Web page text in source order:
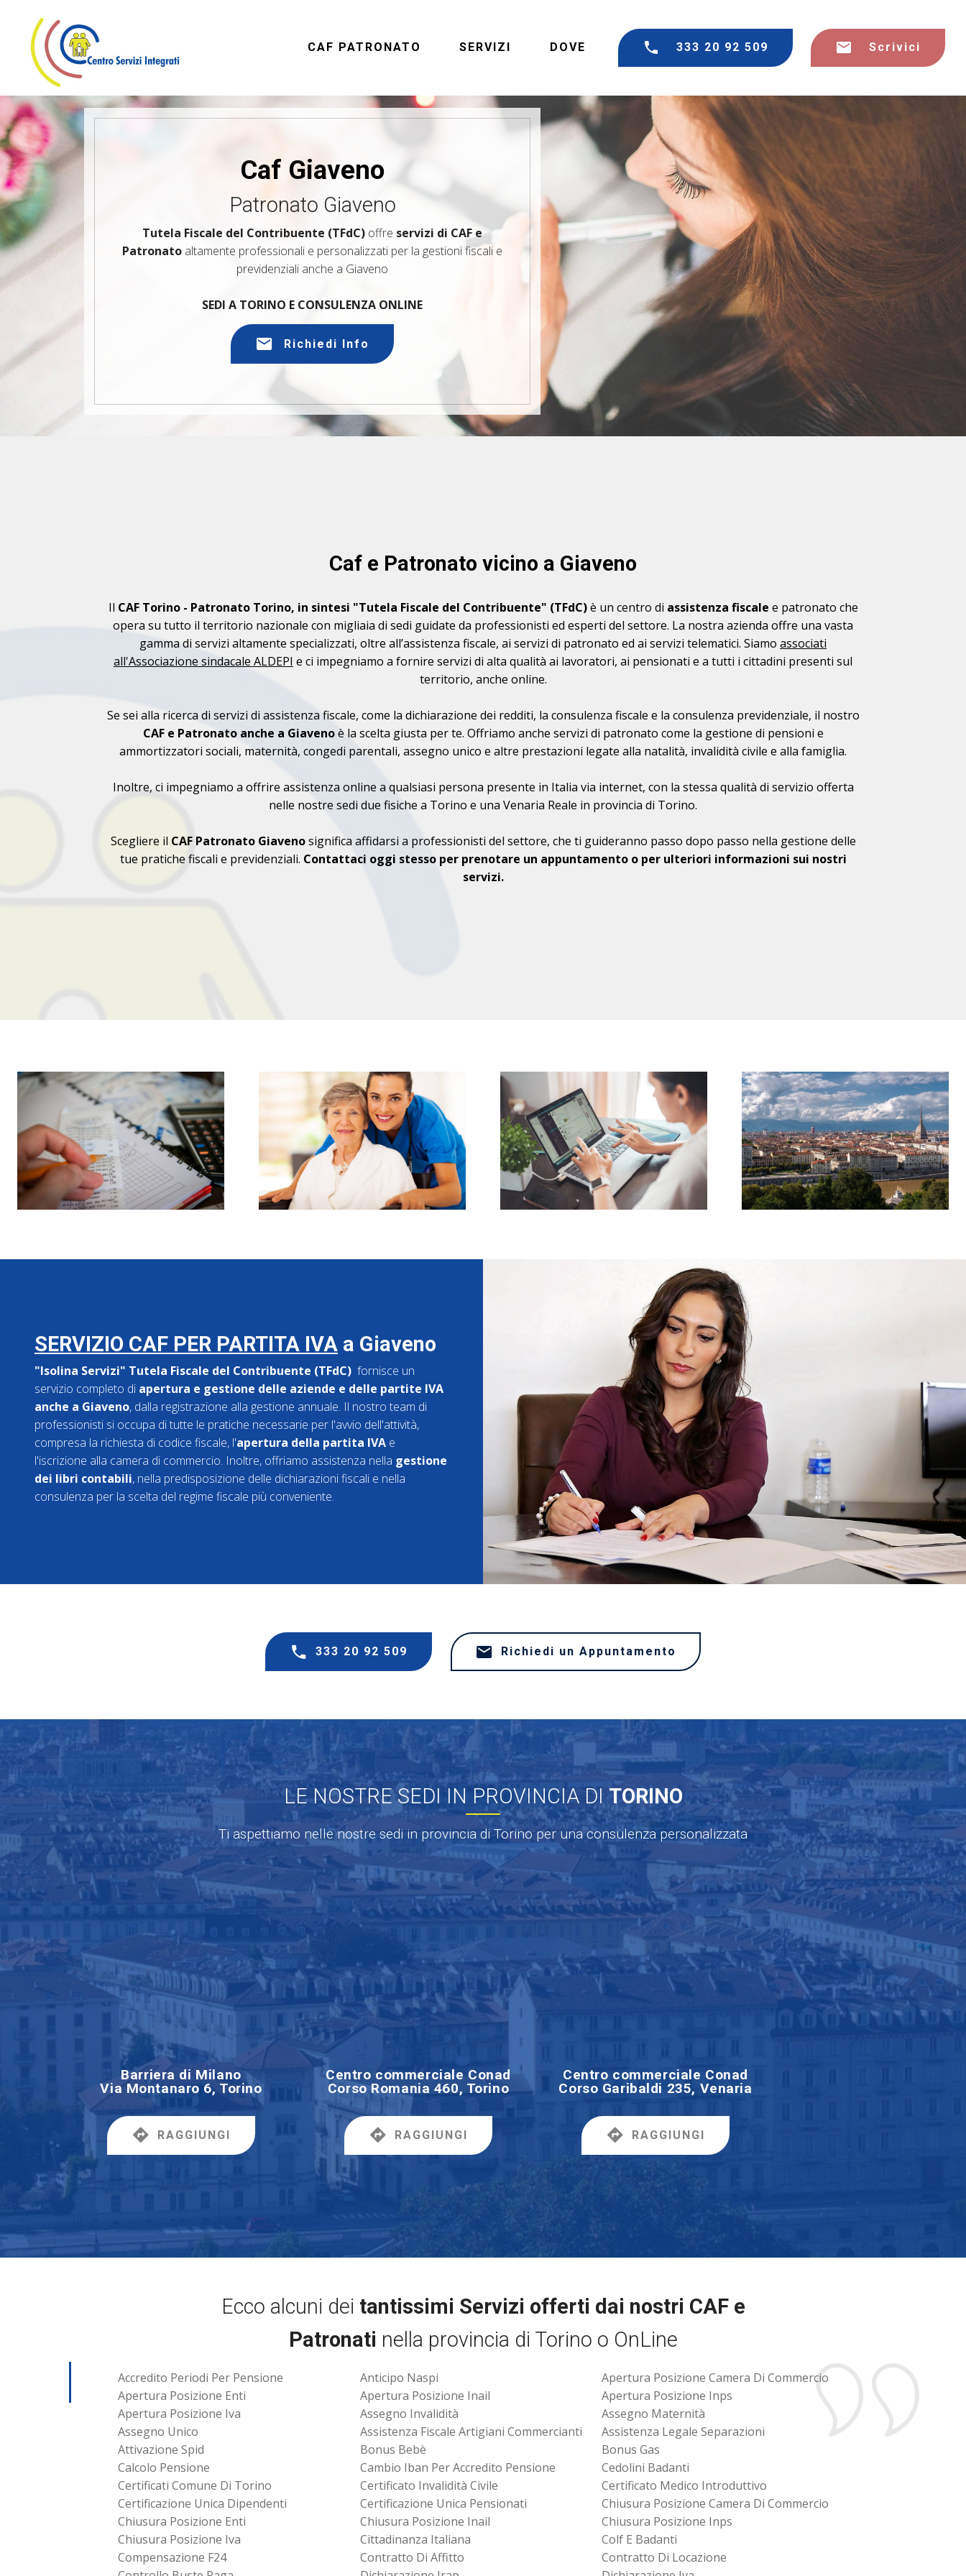
CAF PATRONATO SERVIZI DOVE 333 20 92 509 Scrivici
Caf Giaveno
Patronato Giaveno
Tutela Fiscale del Contribuente (TFdC) offre servizi di CAF e
Patronato altamente professionali e personalizzati per la gestioni fiscali e
previdenziali anche a Giaveno
SEDI A TORINO E CONSULENZA ONLINE
Richiedi Info
Caf e Patronato vicino a Giaveno
Il CAF Torino - Patronato Torino, in sintesi "Tutela Fiscale del Contribuente" (TFdC)è un centro di assistenza fiscale e patronato che
opera su tutto il territorio nazionale con migliaia di sedi guidate da professionisti ed esperti del settore. La nostra azienda offre una vasta
gamma di servizi altamente specializzati, oltre all’assistenza fiscale, ai servizi di patronato ed ai servizi telematici. Siamo associati
all'Associazione sindacale ALDEPI e ci impegniamo a fornire servizi di alta qualità ai lavoratori, ai pensionati e a tutti i cittadini presenti sul
territorio, anche online.
Se sei alla ricerca di servizi di assistenza fiscale, come la dichiarazione dei redditi, la consulenza fiscale e la consulenza previdenziale, il nostro
CAF e Patronato anche a Giavenoè la scelta giusta per te. Offriamo anche servizi di patronato come la gestione di pensioni e
ammortizzatori sociali, maternità, congedi parentali, assegno unico e altre prestazioni legate alla natalità, invalidità civile e alla famiglia.
Inoltre, ci impegniamo a offrire assistenza online a qualsiasi persona presente in Italia via internet, con la stessa qualità di servizio offerta
nelle nostre sedi due fisiche a Torino e una Venaria Reale in provincia di Torino.
Scegliere il CAF Patronato Giavenosignifica affidarsi a professionisti del settore, che ti guideranno passo dopo passo nella gestione delle
tue pratiche fiscali e previdenziali. Contattaci oggi stesso per prenotare un appuntamento o per ulteriori informazioni sui nostri
servizi.
SERVIZIO CAF PER PARTITA IVA a Giaveno
"Isolina Servizi" Tutela Fiscale del Contribuente (TFdC) fornisce un
servizio completo di apertura e gestione delle aziende e delle partite IVA
anche a Giaveno, dalla registrazione alla gestione annuale. Il nostro team di
professionisti si occupa di tutte le pratiche necessarie per l'avvio dell'attività,
compresa la richiesta di codice fiscale, l'apertura della partita IVA e
l'iscrizione alla camera di commercio. Inoltre, offriamo assistenza nella gestione
dei libri contabili, nella predisposizione delle dichiarazioni fiscali e nella
consulenza per la scelta del regime fiscale più conveniente.
333 20 92 509 Richiedi un Appuntamento
LE NOSTRE SEDI IN PROVINCIA DITORINO
Ti aspettiamo nelle nostre sedi in provincia di Torino per una consulenza personalizzata
Barriera di Milano
Via Montanaro 6, Torino
RAGGIUNGI
Centro commerciale Conad
Corso Romania 460, Torino
RAGGIUNGI
Centro commerciale Conad
Corso Garibaldi 235, Venaria
RAGGIUNGI
Ecco alcuni dei tantissimi Servizi offerti dai nostri CAF e
Patronati nella provincia di Torino o OnLine
Accredito Periodi Per Pensione Anticipo Naspi
Apertura Posizione Camera Di Commercio
Apertura Posizione Enti
Apertura Posizione Inail
Apertura Posizione Inps
Apertura Posizione Iva
Assegno Invalidità
Assegno Maternità
Assegno Unico
Assistenza Fiscale Artigiani Commercianti
Assistenza Legale Separazioni
Attivazione Spid
Bonus Bebè
Bonus Gas
Calcolo Pensione
Cambio Iban Per Accredito Pensione
Cedolini Badanti
Certificati Comune Di Torino
Certificato Invalidità Civile
Certificato Medico Introduttivo
Certificazione Unica Dipendenti
Certificazione Unica Pensionati
Chiusura Posizione Camera Di Commercio
Chiusura Posizione Enti
Chiusura Posizione Inail
Chiusura Posizione Inps
Chiusura Posizione Iva
Cittadinanza Italiana
Colf E Badanti
Compensazione F24
Contratto Di Affitto
Contratto Di Locazione